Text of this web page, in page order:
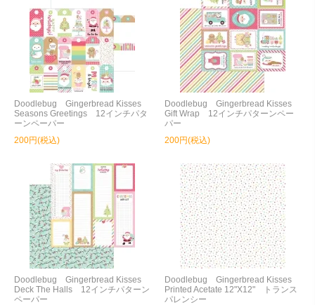
Doodlebug Gingerbread Kisses
Seasons Greetings 12インチパタ
ーンペーパー
200円(税込)
Doodlebug Gingerbread Kisses
Gift Wrap 12インチパターンペー
パー
200円(税込)
Doodlebug Gingerbread Kisses
Deck The Halls 12インチパターン
ペーパー
Doodlebug Gingerbread Kisses
Printed Acetate 12"X12" トランス
パレンシー